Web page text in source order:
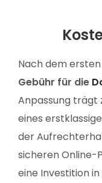
Nach dem
Gebühr für die
Anpassung trägt
eines
der
sicheren Online-
eine Investition